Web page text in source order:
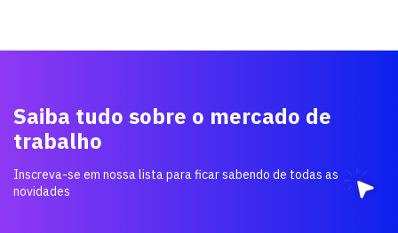
Saiba tudo sobre o mercado de
trabalho
Inscreva-se em nossa lista para ficar sabendo de todas as
novidades